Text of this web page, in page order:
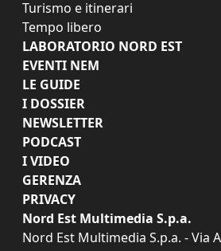
Turismo e itinerari
Tempo libero
LABORATORIO NORD EST
EVENTI NEM
LE GUIDE
I DOSSIER
NEWSLETTER
PODCAST
I VIDEO
GERENZA
PRIVACY
Nord Est Multimedia S.p.a.
Nord Est Multimedia S.p.a. - Via